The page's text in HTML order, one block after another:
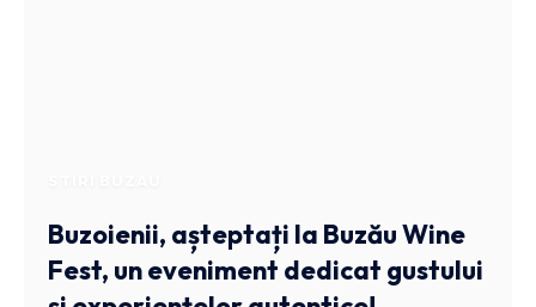
Buzoienii, așteptați la Buzău Wine
Fest, un eveniment dedicat gustului